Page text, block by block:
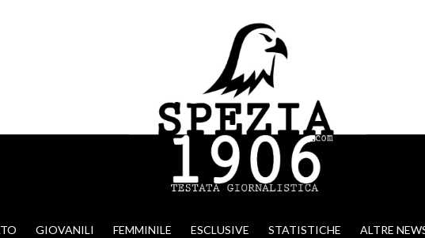
GIOVANILI FEMMINILE ESCLUSIVE STATISTICHE ALTRE